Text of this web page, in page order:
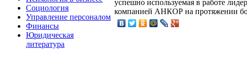
Социология
Управление персоналом
Финансы
Юридическая
литература
успешно используемая в работе
компанией АНКОР на протяжении